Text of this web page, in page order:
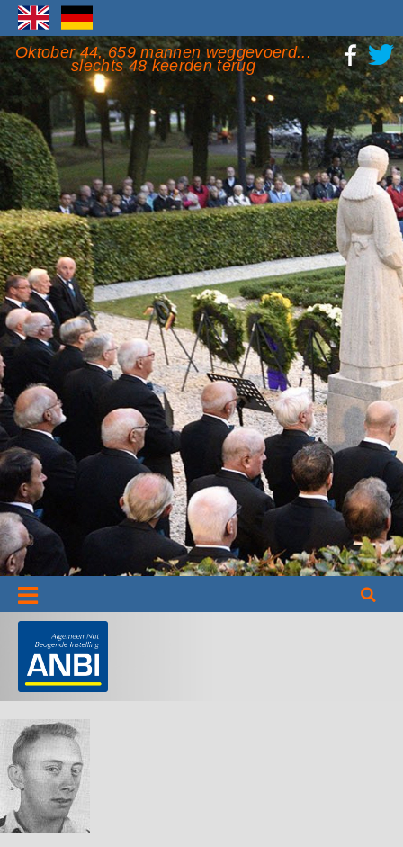
Oktober 44, 659 mannen weggevoerd...
slechts 48 keerden terug
Informatie